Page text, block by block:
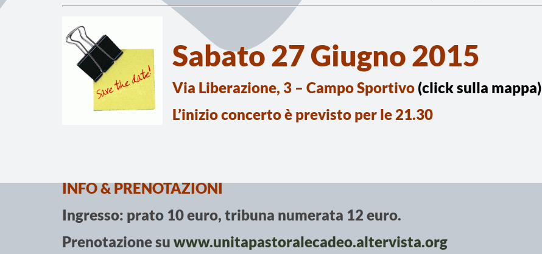
Sabato 27 Giugno 2015
Via Liberazione, 3 – Campo Sportivo (click sulla mappa)
L’inizio concerto è previsto per le 21.30
INFO & PRENOTAZIONI
Ingresso: prato 10 euro, tribuna numerata 12 euro.
Prenotazione su www.unitapastoralecadeo.altervista.org